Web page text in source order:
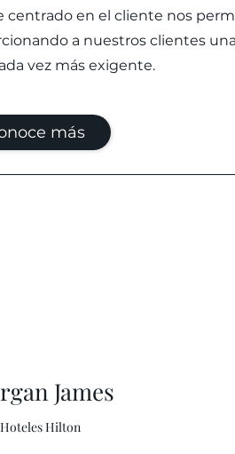
en el cliente nos
a nuestros clientes
vez más exigente.
más
James
Hoteles Hilton